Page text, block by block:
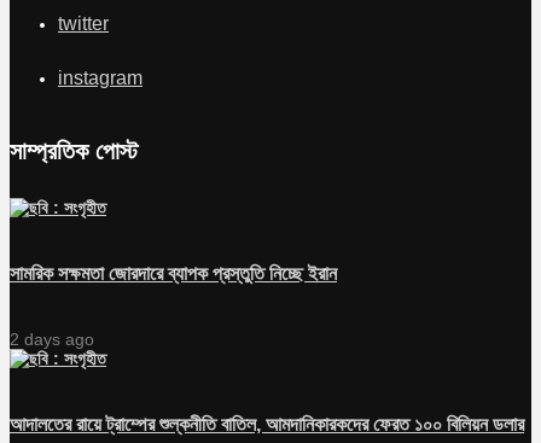
twitter
instagram
সাম্প্রতিক পোস্ট
সামরিক সক্ষমতা জোরদারে ব্যাপক প্রস্তুতি নিচ্ছে ইরান
2 days ago
আদালতের রায়ে ট্রাম্পের শুল্কনীতি বাতিল, আমদানিকারকদের ফেরত ১০০ বিলিয়ন ডলার